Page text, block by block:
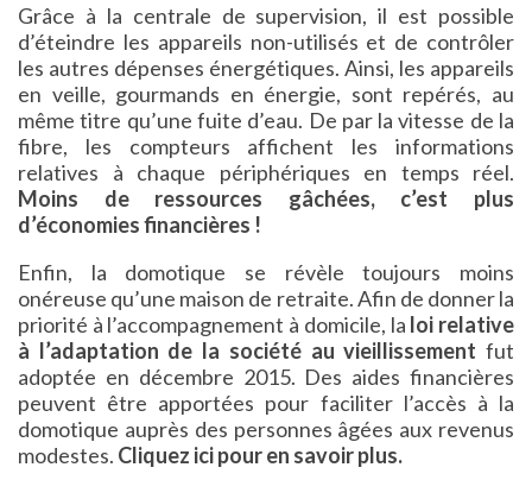
Grâce à la centrale de supervision, il est possible
d’éteindre les appareils non-utilisés et de contrôler
les autres dépenses énergétiques. Ainsi, les appareils
en veille, gourmands en énergie, sont repérés, au
même titre qu’une fuite d’eau. De par la vitesse de la
fibre, les compteurs affichent les informations
relatives à chaque périphériques en temps réel.
Moins de ressources gâchées, c’est plus
d’économies financières !
Enfin, la domotique se révèle toujours moins
onéreuse qu’une maison de retraite. Afin de donner la
priorité à l’accompagnement à domicile, la loi relative
à l’adaptation de la société au vieillissement fut
adoptée en décembre 2015. Des aides financières
peuvent être apportées pour faciliter l’accès à la
domotique auprès des personnes âgées aux revenus
modestes. Cliquez ici pour en savoir plus.